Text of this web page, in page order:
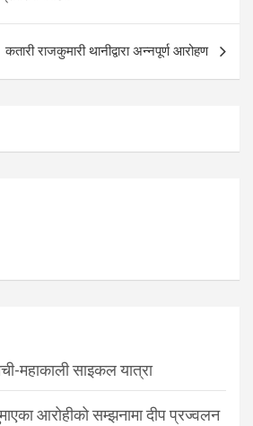
कतारी राजकुमारी थानीद्वारा अन्नपूर्ण आरोहण
महाकाली साइकल यात्रा
आरोहीको सम्झनामा दीप प्रज्वलन